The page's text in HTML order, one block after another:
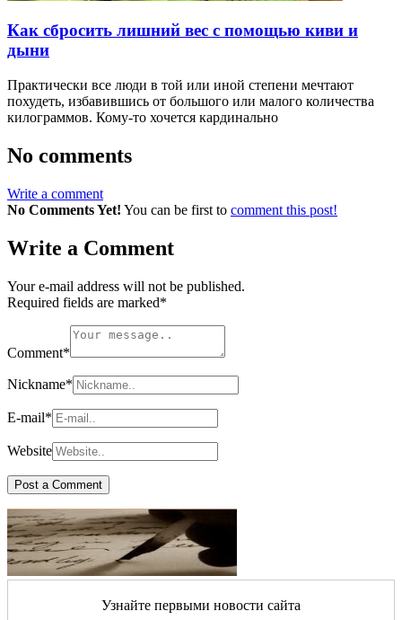
Как сбросить лишний вес с помощью киви и
дыни
Практически все люди в той или иной степени мечтают
похудеть, избавившись от большого или малого количества
килограммов. Кому-то хочется кардинально
No comments
Write a comment
No Comments Yet! You can be first to comment this post!
Write a Comment
Your e-mail address will not be published.
Required fields are marked*
Comment*
Nickname*
E-mail*
Website
Узнайте первыми новости сайта